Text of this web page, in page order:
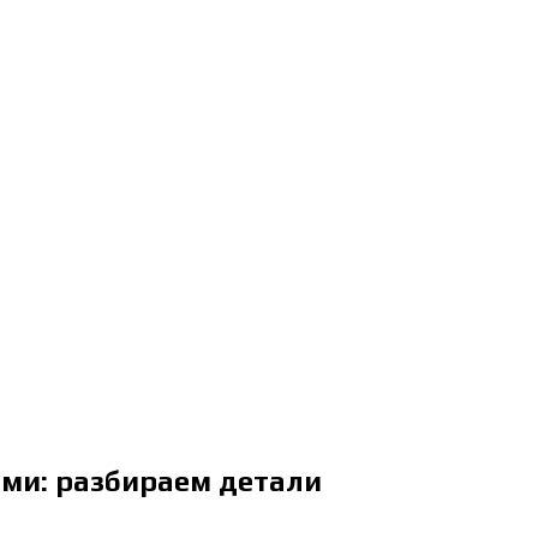
разбираем детали